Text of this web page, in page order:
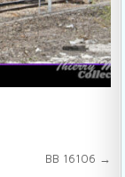
BB 16106 →